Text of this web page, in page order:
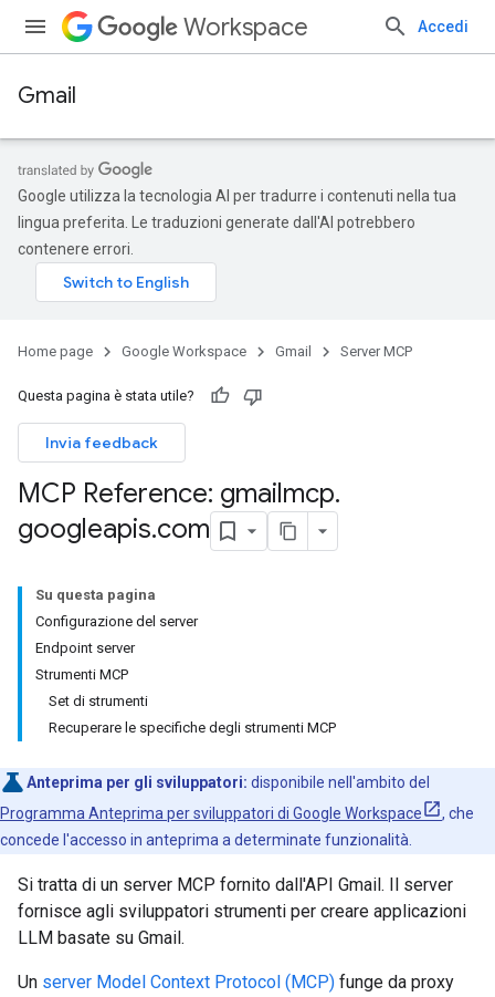
Workspace Accedi
Gmail
Google utilizza la tecnologia AI per tradurre i contenuti nella tua
lingua preferita. Le traduzioni generate dall'AI potrebbero
contenere errori.
Home page Google Workspace Gmail Server MCP
Questa pagina è stata utile?
Invia feedback
MCP Reference: gmailmcp.
googleapis.com
Su questa pagina
Configurazione del server
Endpoint server
Strumenti MCP
Set di strumenti
Recuperare le specifiche degli strumenti MCP
Anteprima per gli sviluppatori: disponibile nell'ambito del
Programma Anteprima per sviluppatori di Google Workspace
, che
concede l'accesso in anteprima a determinate funzionalità.
Si tratta di un server MCP fornito dall'API Gmail. Il server
fornisce agli sviluppatori strumenti per creare applicazioni
LLM basate su Gmail.
Un server Model Context Protocol (MCP) funge da proxy